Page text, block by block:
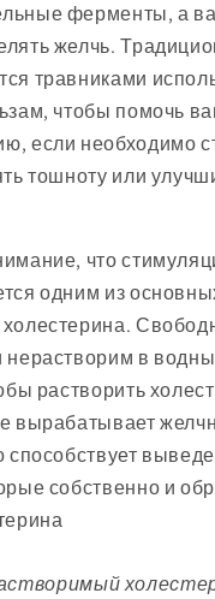
ферменты, а
желчь.
травниками
чтобы помочь
если необходимо
тошноту или
что
одним из
нерастворим в
растворить
вырабатывает
способствует
собственно и